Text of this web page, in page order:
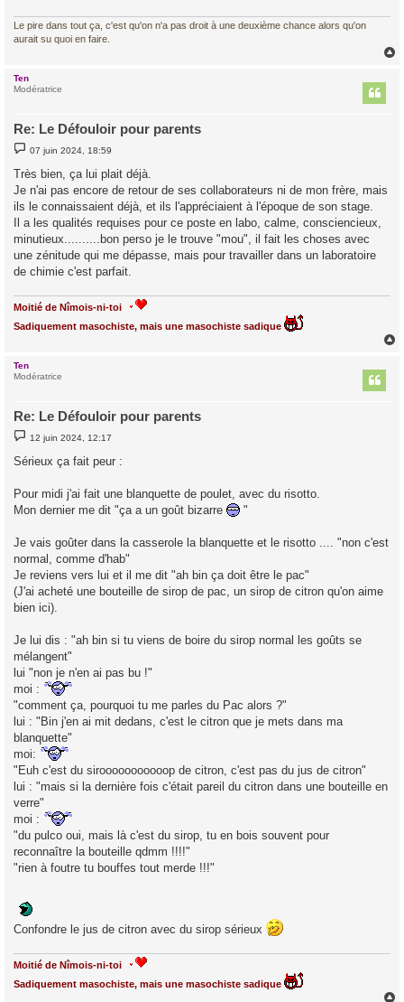
Le pire dans tout ça, c'est qu'on n'a pas droit à une deuxième chance alors qu'on
aurait su quoi en faire.
Ten
Modératrice
Re: Le Défouloir pour parents
M
e
s
s
a
g
e
07 juin 2024, 18:59
Très bien, ça lui plait déjà.
Je n'ai pas encore de retour de ses collaborateurs ni de mon frère, mais
ils le connaissaient déjà, et ils l'appréciaient à l'époque de son stage.
Il a les qualités requises pour ce poste en labo, calme, consciencieux,
minutieux..........bon perso je le trouve "mou", il fait les choses avec
une zénitude qui me dépasse, mais pour travailler dans un laboratoire
de chimie c'est parfait.
Moitié de Nîmois-ni-toi
Sadiquement masochiste, mais une masochiste sadique
Ten
Modératrice
Re: Le Défouloir pour parents
M
e
s
s
e
12 juin 2024, 12:17
Sérieux ça fait peur :
Pour midi j'ai fait une blanquette de poulet, avec du risotto.
Mon dernier me dit "ça a un goût bizarre
"
Je vais goûter dans la casserole la blanquette et le risotto .... "non c'est
normal, comme d'hab"
Je reviens vers lui et il me dit "ah bin ça doit être le pac"
(J'ai acheté une bouteille de sirop de pac, un sirop de citron qu'on aime
bien ici).
Je lui dis : "ah bin si tu viens de boire du sirop normal les goûts se
mélangent"
lui "non je n'en ai pas bu !"
moi :
"comment ça, pourquoi tu me parles du Pac alors ?"
lui : "Bin j'en ai mit dedans, c'est le citron que je mets dans ma
blanquette"
moi:
"Euh c'est du sirooooooooooop de citron, c'est pas du jus de citron"
lui : "mais si la dernière fois c'était pareil du citron dans une bouteille en
verre"
moi :
"du pulco oui, mais là c'est du sirop, tu en bois souvent pour
reconnaître la bouteille qdmm !!!!"
"rien à foutre tu bouffes tout merde !!!"
Confondre le jus de citron avec du sirop sérieux
Moitié de Nîmois-ni-toi
Sadiquement masochiste, mais une masochiste sadique